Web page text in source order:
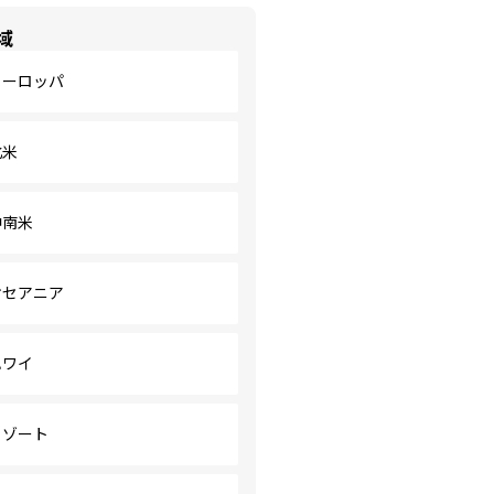
ロッパ
米
アニア
イ
ート